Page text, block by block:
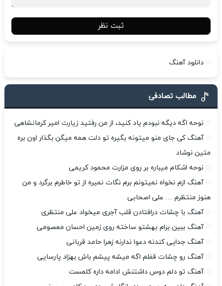
ثبت نظر
دانلود آهنگ
مطالب تصادفی
نوحه اگه دیگه نبودم یاد کنید، از من رفتید زیارت امیر کرمانشاهی
آهنگ کی جای منو میتونه بگیره تو دلت همه میگن بگذار اون بره
متین نوشاد
نوحه اشکام میباره بر روی مزارت محمود کریمی
آهنگ ازم نخواه نمیتونم برم نگات نمیره از تو خاطرم برگرد و من
هنوز منتظرم … علی اصحابی
آهنگ با چشات درافتادن قلب آجری میخواد علی منتظری
آهنگ ببین برام بهشتو ساخته روی زمین احسان معصومی
آهنگ جدایی کندنه دعوا ندارنه زهرا حامد قربانی
آهنگ رو چشات قفلم اگه میشه پیشم باش بهزاد پارسایی
آهنگ تو دلم دوس داشتنش ادامه داره کلمست